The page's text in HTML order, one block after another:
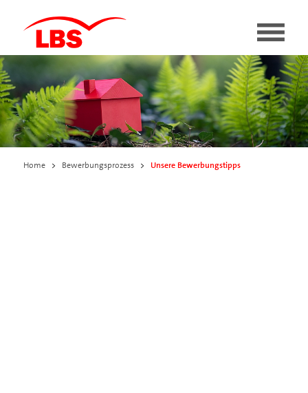
Home> Bewerbungsprozess> Unsere Bewerbungstipps